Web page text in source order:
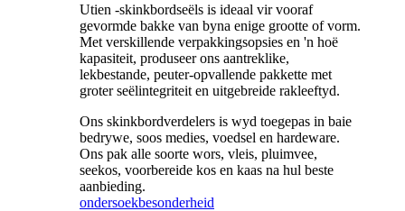
Utien -skinkbordseëls is ideaal vir vooraf
gevormde bakke van byna enige grootte of vorm.
Met verskillende verpakkingsopsies en 'n hoë
kapasiteit, produseer ons aantreklike,
lekbestande, peuter-opvallende pakkette met
groter seëlintegriteit en uitgebreide rakleeftyd.
Ons skinkbordverdelers is wyd toegepas in baie
bedrywe, soos medies, voedsel en hardeware.
Ons pak alle soorte wors, vleis, pluimvee,
seekos, voorbereide kos en kaas na hul beste
aanbieding.
ondersoekbesonderheid